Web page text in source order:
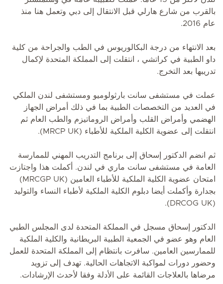
بالقرب من شارع هارلي قبل الانتقال إلى دبي وتعمل هنا منذ
عام 2016.
بعد الانتهاء من درجة البكالوريوس في الطب والجراحة من كلية
داو الطبية في كراتشي ، انتقلت إلى المملكة المتحدة لإكمال
تدريبها بعد التخرج.
عملت في مستشفى سانت بارثولوميو ومستشفى لندن الملكي
في العديد من التخصصات الطبية بما في ذلك أمراض الجهاز
الهضمي وأمراض القلب وأمراض الروماتيزم والطب العام ثم
انتقلت إلى عضوية الكلية الملكية للأطباء (MRCP UK).
ثم انضم الدكتور إسحاق إلى برنامج التدريب المهني للممارسة
العامة في مستشفى سانت ماري في لندن. أكملت هذا واجتازت
امتحان عضوية الكلية الملكية للأطباء العامين (MRCGP UK)
بجدارة وأكملت أيضا دبلوم الكلية الملكية لأطباء النساء والتوليد
(DRCOG UK).
الدكتور إسحاق مسجل في المملكة المتحدة لدى المجلس الطبي
العام وهو عضو في الجمعية الطبية البريطانية والكلية الملكية
للممارسين العامين. سافرت بانتظام إلى المملكة المتحدة للعمل
وحضور دورات لمواكبة الاتجاهات الحالية. تهدف إلى تزويد
مرضاها بالعلاجات القائمة على الأدلة وفقا لأحدث الإرشادات.